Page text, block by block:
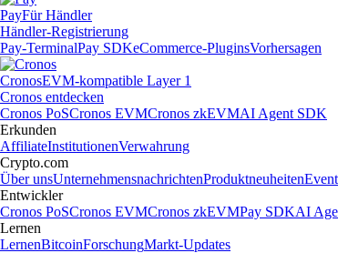
PayFür Händler
Händler-Registrierung
Pay-TerminalPay SDKeCommerce-PluginsVorhersagen
CronosEVM-kompatible Layer 1
Cronos entdecken
Cronos PoSCronos EVMCronos zkEVMAI Agent SDK
Erkunden
AffiliateInstitutionenVerwahrung
Crypto.com
Über unsUnternehmensnachrichtenProduktneuheiten
Entwickler
Cronos PoSCronos EVMCronos zkEVMPay SDKAI
Lernen
LernenBitcoinForschungMarkt-Updates